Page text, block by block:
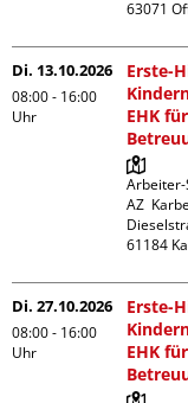
Di. 13.10.2026
08:00 - 16:00
Uhr
Erste-
EHK
AZ
Di. 27.10.2026
08:00 - 16:00
Uhr
Erste-
EHK